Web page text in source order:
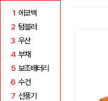
1 에코백
2 텀블러
3 우산
4 부채
5 보조배터리
6 수건
7 선풍기